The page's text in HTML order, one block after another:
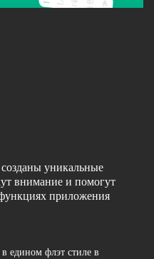
уникальные
внимание и помогут
приложения
едином флэт стиле в